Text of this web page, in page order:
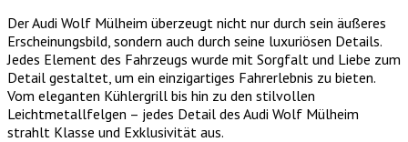
Der Audi Wolf Mülheim überzeugt nicht nur durch sein äußeres
Erscheinungsbild, sondern auch durch seine luxuriösen Details.
Jedes Element des Fahrzeugs wurde mit Sorgfalt und Liebe zum
Detail gestaltet, um ein einzigartiges Fahrerlebnis zu bieten.
Vom eleganten Kühlergrill bis hin zu den stilvollen
Leichtmetallfelgen – jedes Detail des Audi Wolf Mülheim
strahlt Klasse und Exklusivität aus.